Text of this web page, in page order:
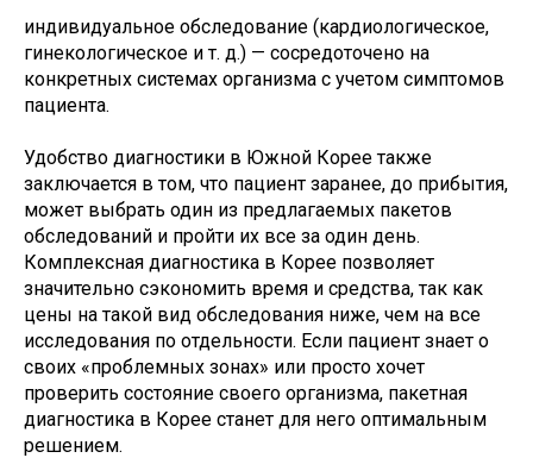
индивидуальное обследование (кардиологическое,
гинекологическое и т. д.) — сосредоточено на
конкретных системах организма с учетом симптомов
пациента.
Удобство диагностики в Южной Корее также
заключается в том, что пациент заранее, до прибытия,
может выбрать один из предлагаемых пакетов
обследований и пройти их все за один день.
Комплексная диагностика в Корее позволяет
значительно сэкономить время и средства, так как
цены на такой вид обследования ниже, чем на все
исследования по отдельности. Если пациент знает о
своих «проблемных зонах» или просто хочет
проверить состояние своего организма, пакетная
диагностика в Корее станет для него оптимальным
решением.